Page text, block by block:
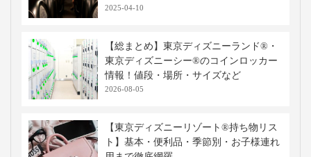
2025-04-10
【総まとめ】東京ディズニーランド®・
東京ディズニーシー®のコインロッカー
情報！値段・場所・サイズなど
2026-08-05
【東京ディズニーリゾート®持ち物リス
ト】基本・便利品・季節別・お子様連れ